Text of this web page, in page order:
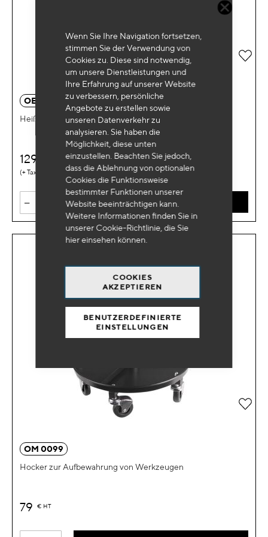
Wenn Sie Ihre Navigation fortsetzen,
stimmen Sie der Verwendung von
Cookies zu. Diese sind notwendig,
um unsere Dienstleistungen und
Ihre Erfahrung auf unserer Website
zu verbessern, persönliche
Angebote zu erstellen sowie
unseren Datenverkehr zu
analysieren. Sie haben die
Möglichkeit, diese unten
einzustellen. Beachten Sie jedoch,
dass die Ablehnung von optionalen
Cookies die Funktionsweise
bestimmter Funktionen unserer
Website beeinträchtigen kann.
Weitere Informationen finden Sie in
unserer Cookie-Richtlinie, die Sie
hiereinsehen können.
COOKIES
AKZEPTIEREN
BENUTZERDEFINIERTE
EINSTELLUNGEN
OE 6047
Heißluftgebläse 50-650°C
129
0,40 €
- IN DEN WARENKORB
Zur
OM 0099
Hocker zur Aufbewahrung von Werkzeugen
79 € HT
Zur